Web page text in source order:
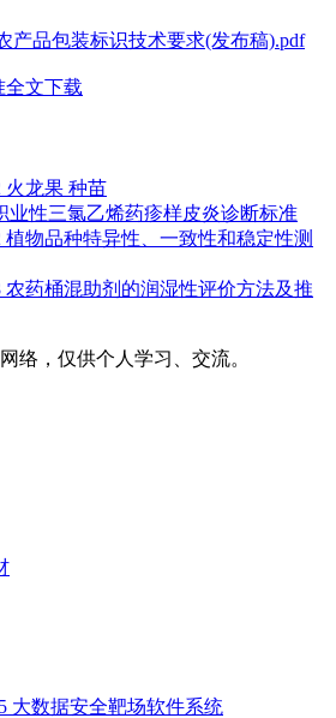
产品包装标识技术要求(发布稿).pdf
全文下载
火龙果 种苗
业性三氯乙烯药疹样皮炎诊断标准
植物品种特异性、一致性和稳定性测
农药桶混助剂的润湿性评价方法及推
络，仅供个人学习、交流。
大数据安全靶场软件系统